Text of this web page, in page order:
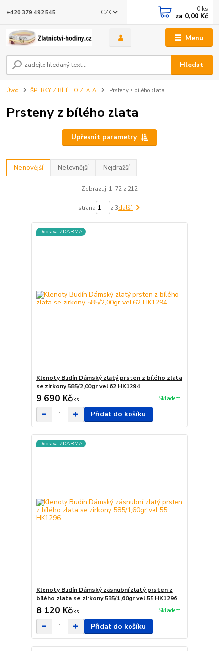
Menu
CZK
Hledat
+420 379 492 545 0 ks
za 0,00 Kč
Úvod ŠPERKY Z BÍLÉHO ZLATA Prsteny z bílého zlata
Prsteny z bílého zlata
Upřesnit parametry
Nejnovější Nejlevnější Nejdražší
Zobrazuji 1-72 z 212
strana z 3další
Doprava ZDARMA
Klenoty Budín Dámský zlatý prsten z bílého zlata
se zirkony 585/2,00gr vel.62 HK1294
9 690 Kč/ks Skladem
Přidat do košíku
Doprava ZDARMA
Klenoty Budín Dámský zásnubní zlatý prsten z
bílého zlata se zirkony 585/1,60gr vel.55 HK1296
8 120 Kč/ks Skladem
Přidat do košíku